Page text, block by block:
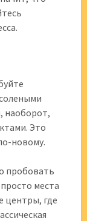
наоборот,
Это
новому.
пробовать
места
центры, где